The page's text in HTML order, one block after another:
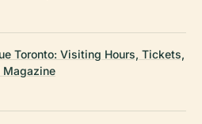
Toronto: Visiting Hours, Tickets,
Magazine